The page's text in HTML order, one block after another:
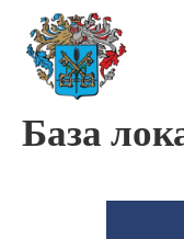
Упознајте
Сенту
База